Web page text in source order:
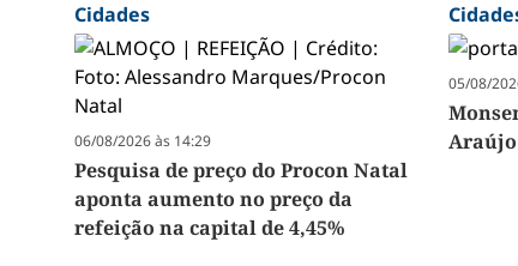
Cidades
06/08/2026 às 14:29
Pesquisa de preço do Procon Natal
aponta aumento no preço da
refeição na capital de 4,45%
05/08/
Araújo